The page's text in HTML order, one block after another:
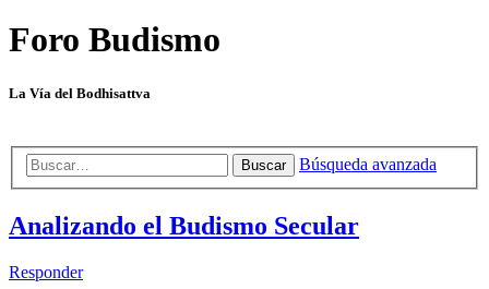
Foro Budismo
La Vía del Bodhisattva
Buscar Búsqueda avanzada
Analizando el Budismo Secular
Responder